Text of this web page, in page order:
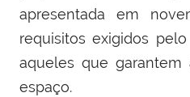
apresentada em
requisitos exigidos
aqueles que garantem
espaço.